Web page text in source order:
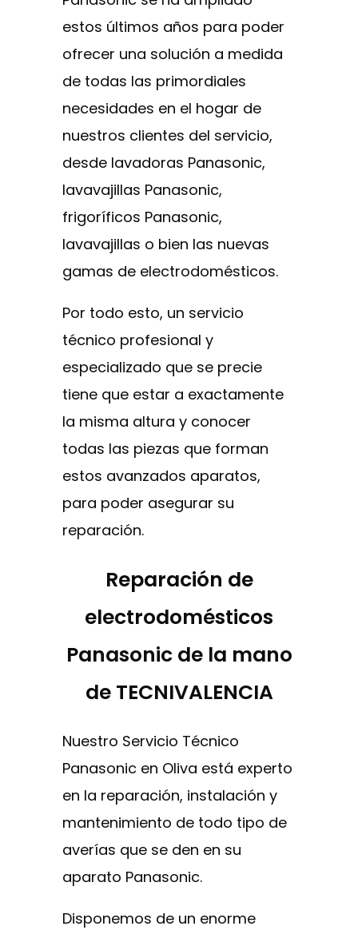
estos últimos años para poder
ofrecer una solución a medida
de todas las primordiales
necesidades en el hogar de
nuestros clientes del servicio,
desde lavadoras Panasonic,
lavavajillas Panasonic,
frigoríficos Panasonic,
lavavajillas o bien las nuevas
gamas de electrodomésticos.
Por todo esto, un servicio
técnico profesional y
especializado que se precie
tiene que estar a exactamente
la misma altura y conocer
todas las piezas que forman
estos avanzados aparatos,
para poder asegurar su
reparación.
Reparación de
electrodomésticos
Panasonic de la mano
de TECNIVALENCIA
Nuestro Servicio Técnico
Panasonic en Oliva está experto
en la reparación, instalación y
mantenimiento de todo tipo de
averías que se den en su
aparato Panasonic.
Disponemos de un enorme